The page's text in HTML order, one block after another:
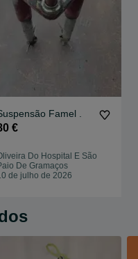
€
Do Hospital E São
De Gramaços
de julho de 2026